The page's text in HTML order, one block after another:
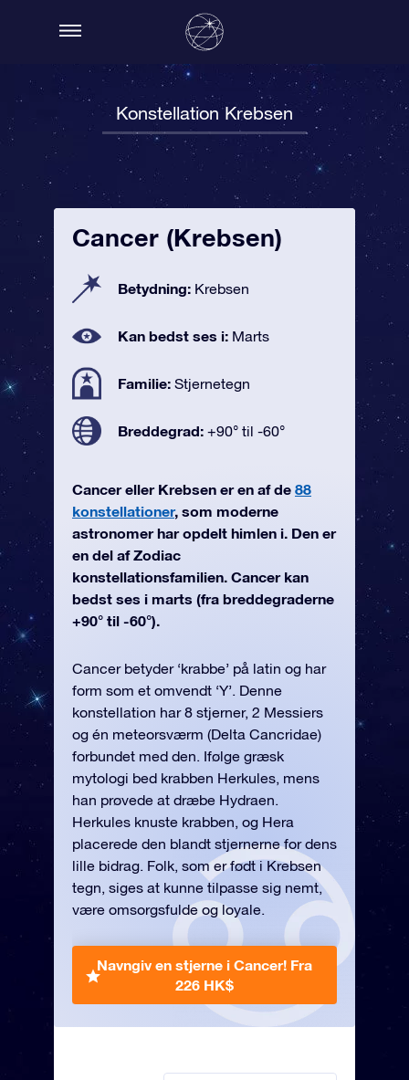
Konstellation Krebsen
Cancer (Krebsen)
Betydning: Krebsen
Kan bedst ses i: Marts
Familie: Stjernetegn
Breddegrad: +90° til -60°
Cancer eller Krebsen er en af de 88
konstellationer, som moderne
astronomer har opdelt himlen i. Den er
en del af Zodiac
konstellationsfamilien. Cancer kan
bedst ses i marts (fra breddegraderne
+90° til -60°).
Cancer betyder ‘krabbe’ på latin og har
form som et omvendt ‘Y’. Denne
konstellation har 8 stjerner, 2 Messiers
og én meteorsværm (Delta Cancridae)
forbundet med den. Ifølge græsk
mytologi bed krabben Herkules, mens
han prøvede at dræbe Hydraen.
Herkules knuste krabben, og Hera
placerede den blandt stjernerne for dens
lille bidrag. Folk, som er født i Krebsen
tegn, siges at kunne tilpasse sig nemt,
være omsorgsfulde og loyale.
Navngiv en stjerne i Cancer! Fra
226 HK$